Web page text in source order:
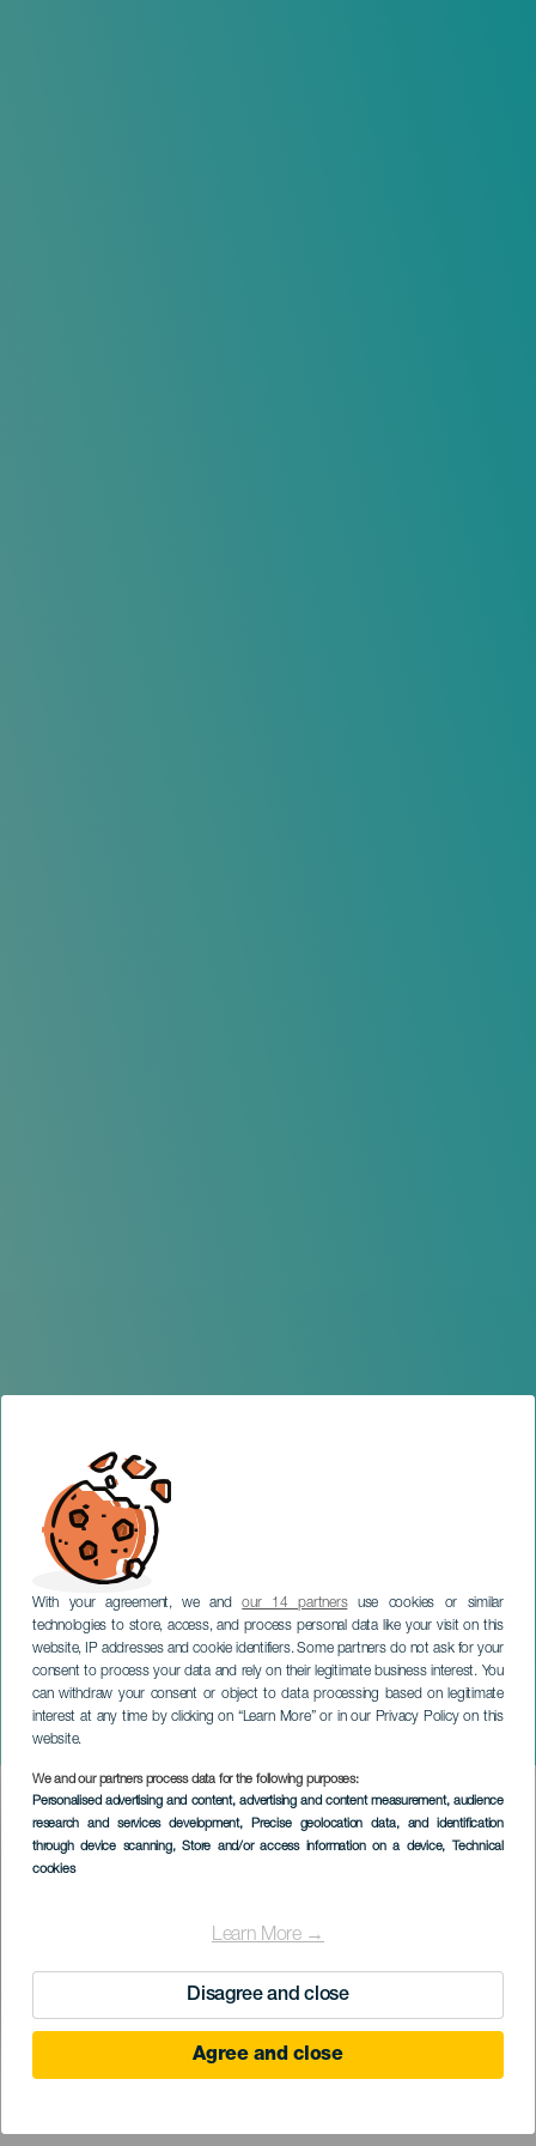
With your agreement, we andour 14 partnersuse cookies or similar
technologies to store, access, and process personal data like your visit on this
website, IP addresses and cookie identifiers. Some partners do not ask for your
consent to process your data and rely on their legitimate business interest. You
can withdraw your consent or object to data processing based on legitimate
interest at any time by clicking on “Learn More” or in our Privacy Policy on this
website.
We and our partners process data for the following purposes:
Personalised advertising and content, advertising and content measurement, audience
research and services development, Precise geolocation data, and identification
through device scanning, Store and/or access information on a device, Technical
cookies
Learn More →
Disagree and close
Agree and close
Triatlón Magma Sport Puerto
Calero
LANZAROTE
Imagen
Listado